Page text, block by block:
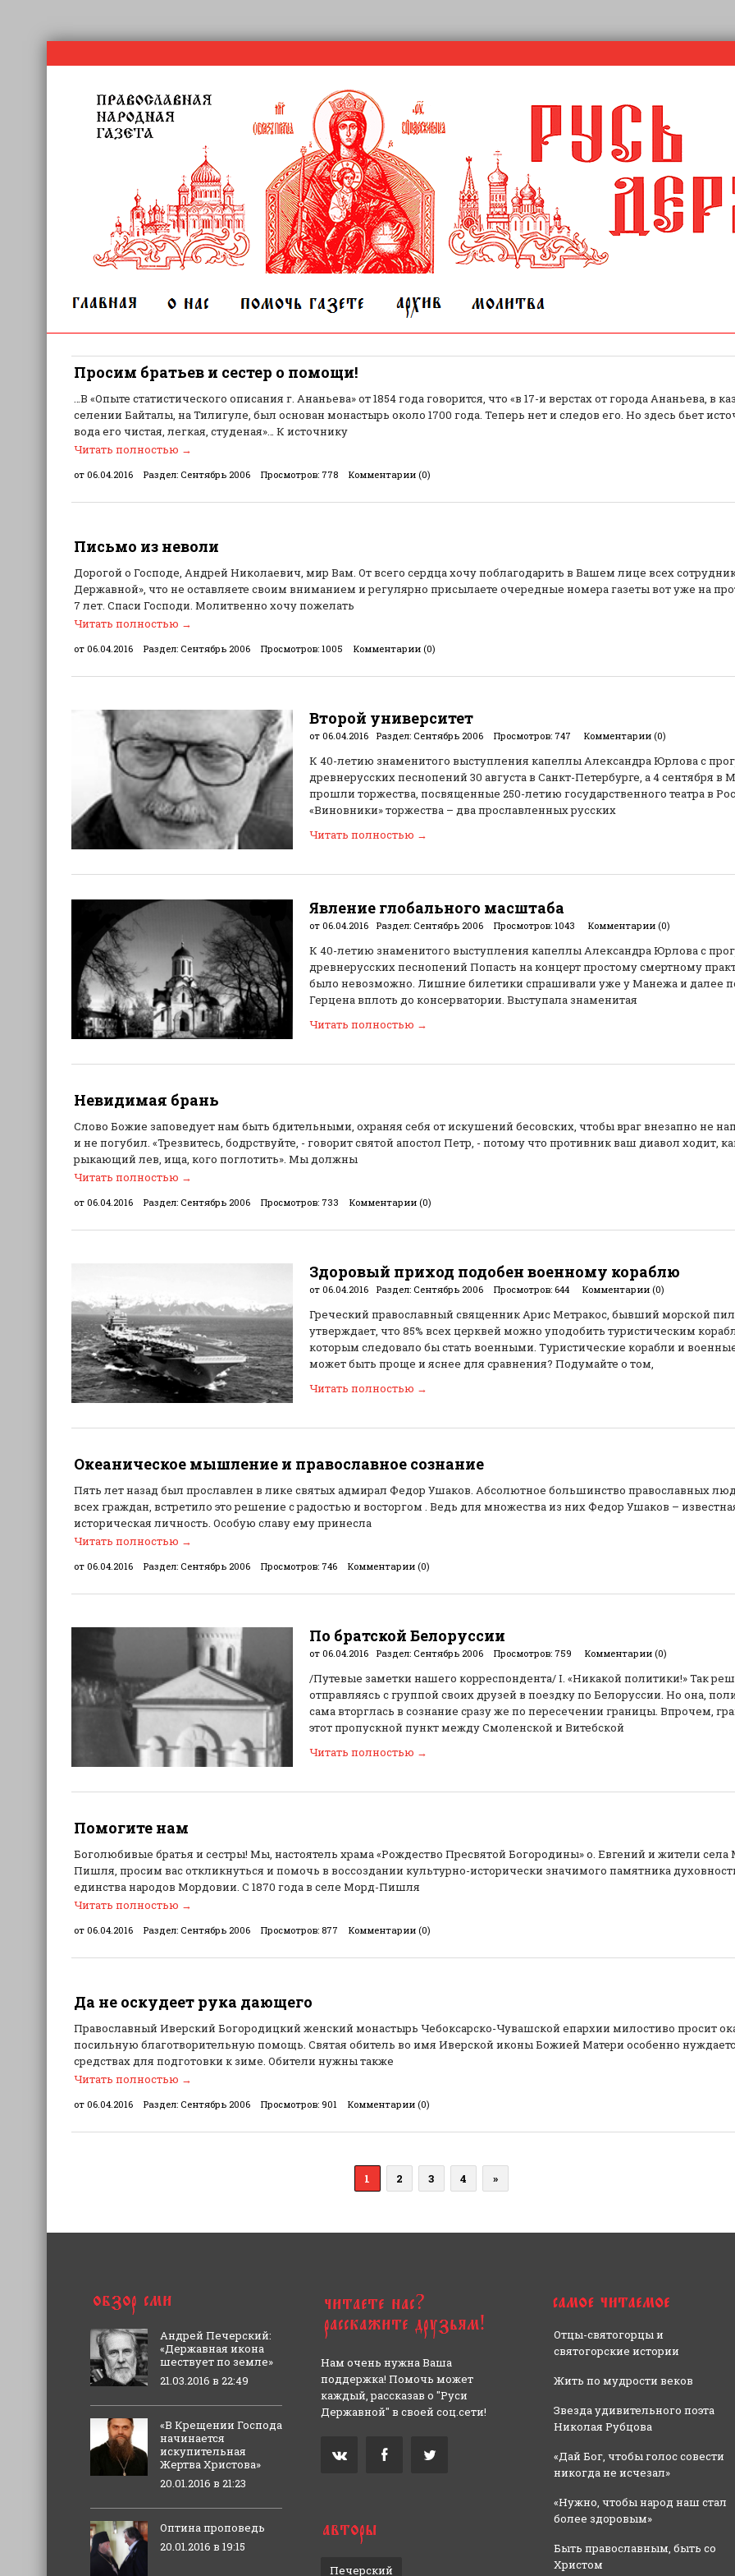
Просим братьев и сестер о помощи!
…В «Опыте статистического описания г. Ананьева» от 1854 года говорится, что «в 17-и верстах от города Ананьева, в
селении Байталы, на Тилигуле, был основан монастырь около 1700 года. Теперь нет и следов его. Но здесь бьет
вода его чистая, легкая, студеная»… К источнику
Читать полностью →
от 06.04.2016
Раздел: Сентябрь 2006 Просмотров: 778 Комментарии (0)
Письмо из неволи
Дорогой о Господе, Андрей Николаевич, мир Вам. От всего сердца хочу поблагодарить в Вашем лице всех
Державной», что не оставляете своим вниманием и регулярно присылаете очередные номера газеты вот уже на
7 лет. Спаси Господи. Молитвенно хочу пожелать
Читать полностью →
от 06.04.2016
Раздел: Сентябрь 2006 Просмотров: 1005 Комментарии (0)
Второй университет
от 06.04.2016 Раздел: Сентябрь 2006 Просмотров: 747 Комментарии (0)
К 40-летию знаменитого выступления капеллы Александра Юрлова с
древнерусских песнопений 30 августа в Санкт-Петербурге, а 4 сентября в
прошли торжества, посвященные 250-летию государственного театра в
«Виновники» торжества – два прославленных русских
Читать полностью →
Явление глобального масштаба
от 06.04.2016 Раздел: Сентябрь 2006 Просмотров: 1043 Комментарии (0)
К 40-летию знаменитого выступления капеллы Александра Юрлова с
древнерусских песнопений Попасть на концерт простому смертному
было невозможно. Лишние билетики спрашивали уже у Манежа и далее
Герцена вплоть до консерватории. Выступала знаменитая
Читать полностью →
Невидимая брань
Слово Божие заповедует нам быть бдительными, охраняя себя от искушений бесовских, чтобы враг внезапно не
и не погубил. «Трезвитесь, бодрствуйте, - говорит святой апостол Петр, - потому что противник ваш диавол ходит,
рыкающий лев, ища, кого поглотить». Мы должны
Читать полностью →
от 06.04.2016
Раздел: Сентябрь 2006 Просмотров: 733 Комментарии (0)
Здоровый приход подобен военному кораблю
от 06.04.2016 Раздел: Сентябрь 2006 Просмотров: 644 Комментарии (0)
Греческий православный священник Арис Метракос, бывший морской
утверждает, что 85% всех церквей можно уподобить туристическим
которым следовало бы стать военными. Туристические корабли и
может быть проще и яснее для сравнения? Подумайте о том,
Читать полностью →
Океаническое мышление и православное сознание
Пять лет назад был прославлен в лике святых адмирал Федор Ушаков. Абсолютное большинство православных
всех граждан, встретило это решение с радостью и восторгом . Ведь для множества из них Федор Ушаков –
историческая личность. Особую славу ему принесла
Читать полностью →
от 06.04.2016
Раздел: Сентябрь 2006 Просмотров: 746 Комментарии (0)
По братской Белоруссии
от 06.04.2016 Раздел: Сентябрь 2006 Просмотров: 759 Комментарии (0)
/Путевые заметки нашего корреспондента/ I. «Никакой политики!» Так
отправляясь с группой своих друзей в поездку по Белоруссии. Но она,
сама вторглась в сознание сразу же по пересечении границы. Впрочем,
этот пропускной пункт между Смоленской и Витебской
Читать полностью →
Помогите нам
Боголюбивые братья и сестры! Мы, настоятель храма «Рождество Пресвятой Богородины» о. Евгений и жители села
Пишля, просим вас откликнуться и помочь в воссоздании культурно-исторически значимого памятника
единства народов Мордовии. С 1870 года в селе Морд-Пишля
Читать полностью →
от 06.04.2016
Раздел: Сентябрь 2006 Просмотров: 877 Комментарии (0)
Да не оскудеет рука дающего
Православный Иверский Богородицкий женский монастырь Чебоксарско-Чувашской епархии милостиво просит
посильную благотворительную помощь. Святая обитель во имя Иверской иконы Божией Матери особенно
средствах для подготовки к зиме. Обители нужны также
Читать полностью →
от 06.04.2016
Раздел: Сентябрь 2006 Просмотров: 901 Комментарии (0)
1 2 3 4 »
Андрей Печерский:
«Державная икона
шествует по земле»
21.03.2016 в 22:49
«В Крещении Господа
начинается
искупительная
Жертва Христова»
20.01.2016 в 21:23
Оптина проповедь
20.01.2016 в 19:15
Нам очень нужна Ваша
поддержка! Помочь может
каждый, рассказав о "Руси
Державной" в своей соц.сети!
Печерский
Отцы-святогорцы и
святогорские истории
Жить по мудрости веков
Звезда удивительного поэта
Николая Рубцова
«Дай Бог, чтобы голос совести
никогда не исчезал»
«Нужно, чтобы народ наш стал
более здоровым»
Быть православным, быть со
Христом